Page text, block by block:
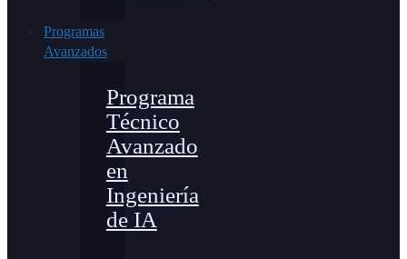
Programas
Avanzados
Programa
Técnico
Avanzado
en
Ingeniería
de IA